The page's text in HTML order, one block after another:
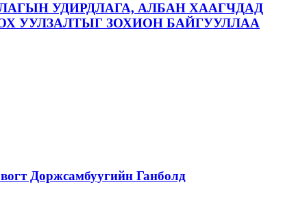
УДИРДЛАГА, АЛБАН ХААГЧДАД
УУЛЗАЛТЫГ ЗОХИОН БАЙГУУЛЛАА
Доржсамбуугийн Ганболд